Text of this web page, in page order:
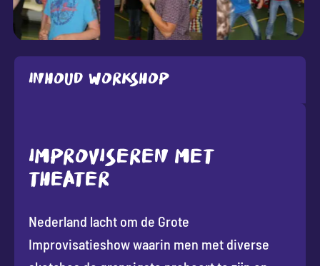
Inhoud workshop
IMPROVISEREN MET
THEATER
Nederland lacht om de Grote
Improvisatieshow waarin men met diverse